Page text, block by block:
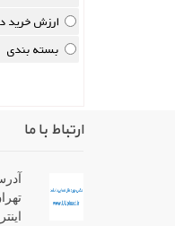
ارزش خرید
بسته بندی
ارتباط با ما